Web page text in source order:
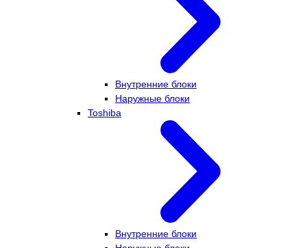
Внутренние блоки
Наружные блоки
Toshiba
Внутренние блоки